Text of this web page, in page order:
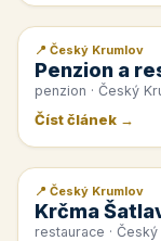
📰 PR článek
📍 Český Krumlov
Penzion a
penzion · Český
Číst článek →
📰 PR článek
📍 Český Krumlov
Krčma
restaurace ·